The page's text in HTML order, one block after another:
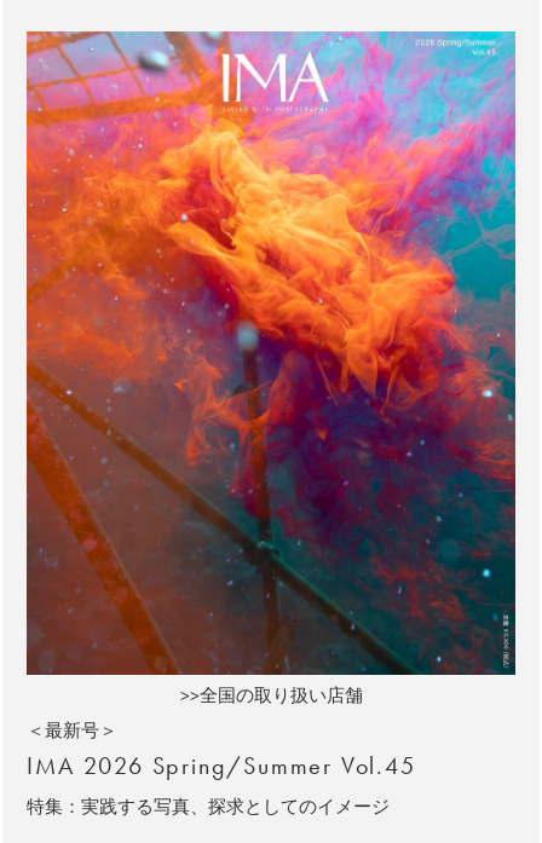
>>全国の取り扱い店舗
＜最新号＞
IMA 2026 Spring/Summer Vol.45
特集：実践する写真、探求としてのイメージ